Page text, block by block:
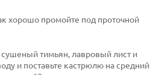
хорошо промойте под проточной
тимьян, лавровый лист и
и поставьте кастрюлю на средний